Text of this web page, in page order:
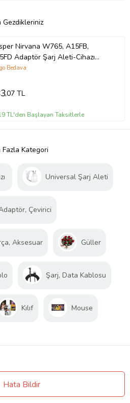
Gezdikleriniz
Nirvana W765, A15FB,
Adaptör Şarj Aleti-Cihazı
Bedava
,07 TL
TL'den Başlayan Taksitlerle
Fazla Kategori
Universal Şarj Aleti
Çevirici
Aksesuar Güller
Şarj, Data Kablosu
Kılıf Mouse
Hata Bildir